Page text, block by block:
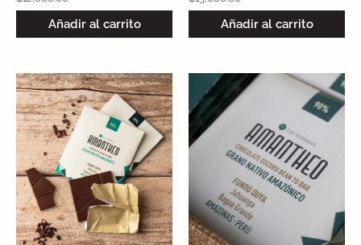
PERÚ 40% – CON NIBS
GARRAPIÑADOS DEL
MISMO ORIGEN
Añadir al carrito
NATIVO AMAZÓNICO
Añadir al carrito